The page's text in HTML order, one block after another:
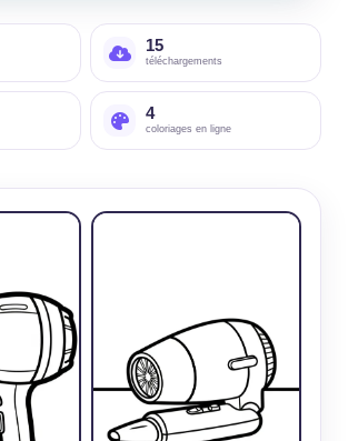
15
téléchargements
4
coloriages en ligne